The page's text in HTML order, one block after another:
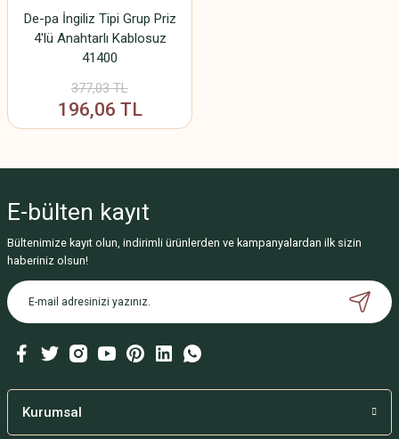
De-pa İngiliz Tipi Grup Priz
4'lü Anahtarlı Kablosuz
41400
377,03 TL
196,06 TL
E-bülten kayıt
Bültenimize kayıt olun, indirimli ürünlerden ve kampanyalardan ilk sizin
haberiniz olsun!
Kurumsal